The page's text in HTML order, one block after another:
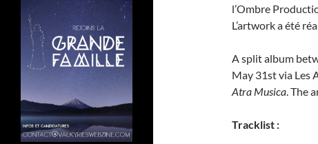
l’Ombre
L’artwork a été
A split album
May 31st via Les
Atra Musica. The
Tracklist :